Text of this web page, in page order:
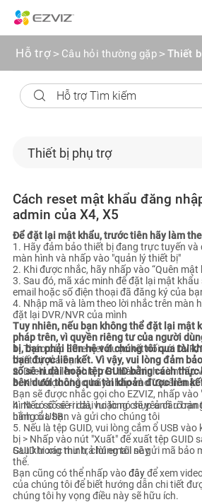
Hỗ trợ> Câu hỏi thường gặp>Thiết
Thiết bị phụ trợ
camera an ninh
microSD card
Dịch vụ lưu trữ đám mây
Các vấn đề liên quan đến phần
Các vấn đề liên quan đến tài khoản
Cách reset mật khẩu đăng
admin của X4, X5
Để đặt lại mật khẩu, trước tiên hãy làm
1. Hãy đảm bảo thiết bị đang trực tuyến và
màn hình và nhấp vào "quản lý thiết bị"
2. Khi được nhắc, hãy nhấp vào “Quên mật
3. Sau đó, mã xác minh để đặt lại mật
email hoặc số điện thoại đã đăng ký của
4. Nhập mã và làm theo lời nhắc trên màn
đặt lại DVR/NVR của mình
Tuy nhiên, nếu bạn không thể đặt lại mật
pháp trên, vì quyền riêng tư của người
bị, bạn phải liên hệ với chúng tôi qua tài
bạn được liên kết. Vì vậy, vui lòng đảm
số sê-ri dài hoặc tệp GUID bằng cách
bên dưới thông qua tài khoản được liên
1. Tháo cáp Ethernet được kết nối với
thiết bị của bạn
2. Di chuột lên phía trên màn hình và nhấp
3. Khi được nhắc, hãy nhấp vào “Quên mật
Bạn sẽ được nhắc gọi cho EZVIZ, nhấp vào
hình có số sê-ri dài hoặc nó sẽ yêu cầu bạn
bằng ổ USB.
4. Nếu số sê-ri dài, vui lòng chụp ảnh rõ
hình của bạn và gửi cho chúng tôi
5. Nếu là tệp GUID, vui lòng cắm ổ USB
bị > Nhấp vào nút "Xuất" để xuất tệp GUID
GUID trong thư trả lời email này
Sau khi xác minh, chúng tôi sẽ gửi mã bảo
thể.
Bạn cũng có thể nhấp vàođâyđể xem
của chúng tôi để biết hướng dẫn chi tiết
chúng tôi hy vọng điều này sẽ hữu ích.